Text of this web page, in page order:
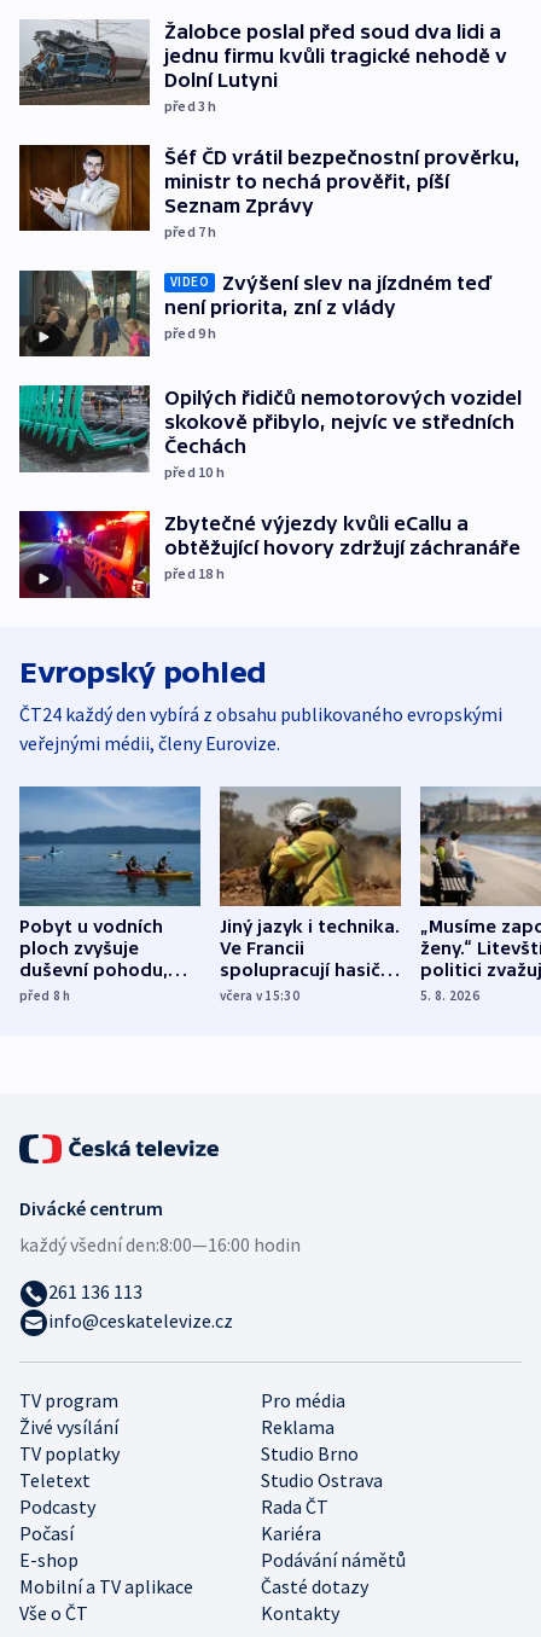
Žalobce poslal před soud dva lidi a
jednu firmu kvůli tragické nehodě v
Dolní Lutyni
před 3h
Šéf ČD vrátil bezpečnostní prověrku,
ministr to nechá prověřit, píší
Seznam Zprávy
před 7h
VIDEO
Zvýšení slev na jízdném teď
není priorita, zní z vlády
před 9h
Opilých řidičů nemotorových vozidel
skokově přibylo, nejvíc ve středních
Čechách
před 10 h
Zbytečné výjezdy kvůli eCallu a
obtěžující hovory zdržují záchranáře
před 18 h
Evropský pohled
ČT24 každý den vybírá z obsahu publikovaného evropskými
veřejnými médii, členy Eurovize.
Pobyt u vodních
ploch zvyšuje
duševní pohodu,
ukázala
před 8h
Jiný jazyk i technika.
Ve Francii
spolupracují hasiči z
různých zemí
včera v 15:30
„Musíme
ženy.“
politici
dohodu o
5. 8. 2026
TV program
Pro média
Živé vysílání
Reklama
TV poplatky
Studio Brno
Teletext
Studio Ostrava
Podcasty
Rada ČT
Počasí
Kariéra
E-shop
Podávání námětů
Mobilní a TV aplikace
Časté dotazy
Vše o ČT
Kontakty
Divácké centrum
každý všední den:8:00—16:00 hodin
261 136 113
info@ceskatelevize.cz